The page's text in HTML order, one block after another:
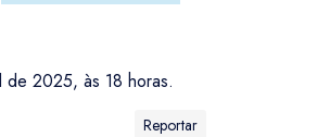
de 2025, às 18 horas.
Reportar